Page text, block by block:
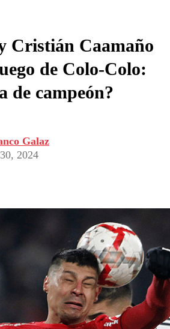
Cristián Caamaño
de Colo-Colo:
de campeón?
Galaz
2024